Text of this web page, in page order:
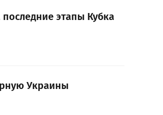
этапы Кубка
Украины